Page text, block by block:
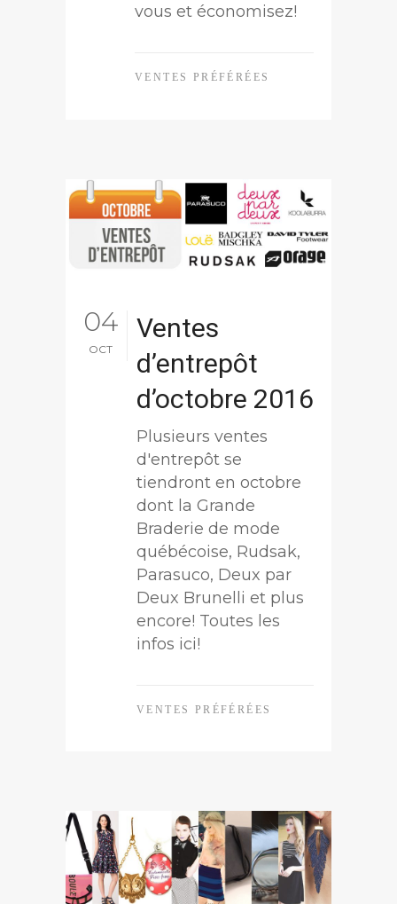
vous et économisez!
VENTES PRÉFÉRÉES
04
OCT
Ventes
d’entrepôt
d’octobre 2016
Plusieurs ventes
d'entrepôt se
tiendront en octobre
dont la Grande
Braderie de mode
québécoise, Rudsak,
Parasuco, Deux par
Deux Brunelli et plus
encore! Toutes les
infos ici!
VENTES PRÉFÉRÉES